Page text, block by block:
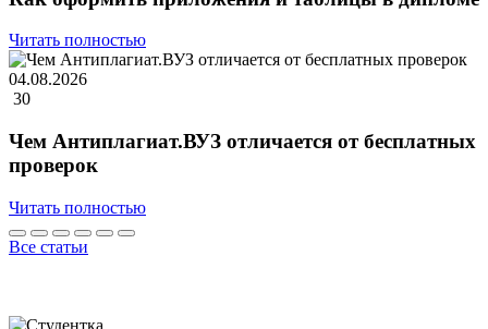
Читать полностью
04.08.2026
30
Чем Антиплагиат.ВУЗ отличается от бесплатных
проверок
Читать полностью
Все статьи